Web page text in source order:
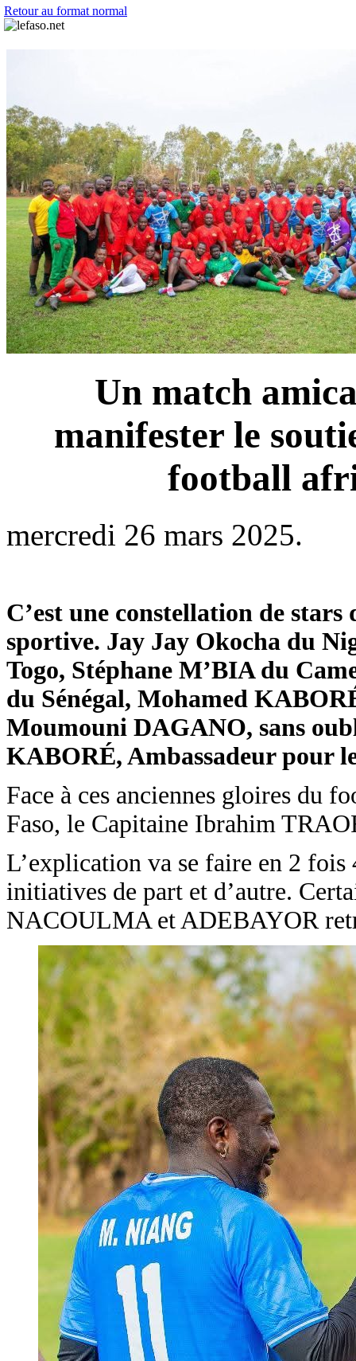
Retour au format normal
Un match
manifester le
football
mercredi 26 mars 2025.
C’est une constellation de
sportive. Jay Jay Okocha du
Togo, Stéphane M’BIA du
du Sénégal, Mohamed
Moumouni DAGANO, sans
KABORÉ, Ambassadeur pour
Face à ces anciennes gloires du
Faso, le Capitaine Ibrahim
L’explication va se faire en 2 fois
initiatives de part et d’autre.
NACOULMA et ADEBAYOR